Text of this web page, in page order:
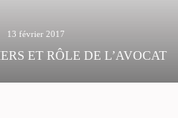
13 février 2017
ET RÔLE DE L’AVOCAT